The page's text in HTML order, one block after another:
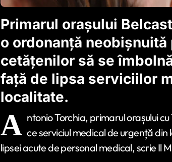
Primarul orașului
o ordonanță
cetățenilor să se
față de lipsa serviciilor
localitate.
A ntonio Torchia, primarul orașului
ce serviciul medical de urgență
lipsei acute de personal medical, scrie Il